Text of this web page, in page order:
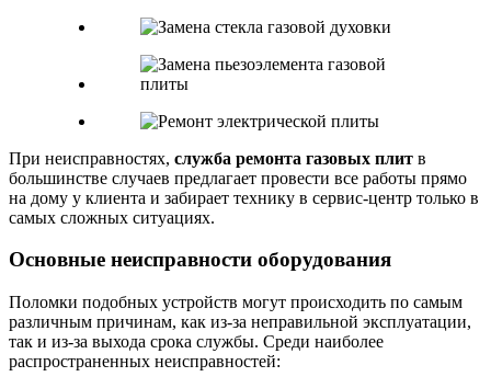
При неисправностях, служба ремонта газовых плит в
большинстве случаев предлагает провести все работы прямо
на дому у клиента и забирает технику в сервис-центр только в
самых сложных ситуациях.
Основные неисправности оборудования
Поломки подобных устройств могут происходить по самым
различным причинам, как из-за неправильной эксплуатации,
так и из-за выхода срока службы. Среди наиболее
распространенных неисправностей: